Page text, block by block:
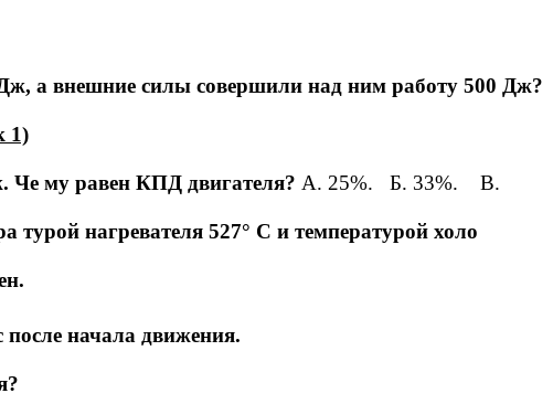
Дж, а внешние силы совершили над ним работу 500 Дж?
1)
Че му равен КПД двигателя? А. 25%. Б. 33%. В.
турой нагревателя 527° С и температурой холо
после начала движения.